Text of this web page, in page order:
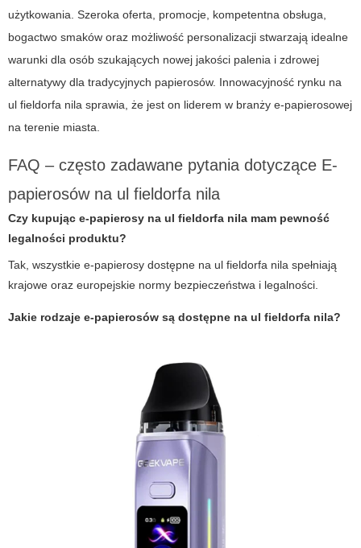
użytkowania. Szeroka oferta, promocje, kompetentna obsługa,
bogactwo smaków oraz możliwość personalizacji stwarzają idealne
warunki dla osób szukających nowej jakości palenia i zdrowej
alternatywy dla tradycyjnych papierosów. Innowacyjność rynku na
ul fieldorfa nila sprawia, że jest on liderem w branży e-papierosowej
na terenie miasta.
FAQ – często zadawane pytania dotyczące E-
papierosów na ul fieldorfa nila
Czy kupując e-papierosy na ul fieldorfa nila mam pewność
legalności produktu?
Tak, wszystkie e-papierosy dostępne na ul fieldorfa nila spełniają
krajowe oraz europejskie normy bezpieczeństwa i legalności.
Jakie rodzaje e-papierosów są dostępne na ul fieldorfa nila?